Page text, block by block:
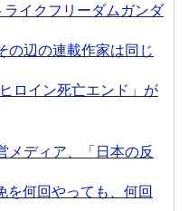
ライクフリーダムガンダ
の辺の連載作家は同じ
ロイン死亡エンド」が
メディア、「日本の反
を何回やっても、何回